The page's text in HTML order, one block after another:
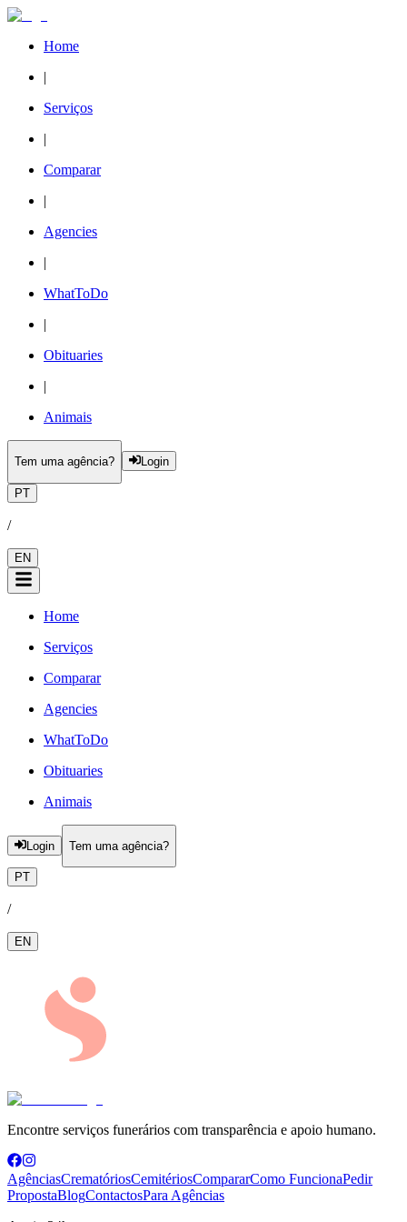
Home
|
Serviços
|
Comparar
|
Agencies
|
WhatToDo
|
Obituaries
|
Animais
Tem uma agência? Login
PT
/
EN
Home
Serviços
Comparar
Agencies
WhatToDo
Obituaries
Animais
Login Tem uma agência?
PT
/
EN
Encontre serviços funerários com transparência e apoio humano.
AgênciasCrematóriosCemitériosCompararComo FuncionaPedir
PropostaBlogContactosPara Agências